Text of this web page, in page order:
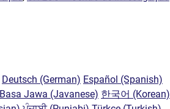
Deutsch (German) Español (Spanish)
Basa Jawa (Javanese) 한국어 (Korean)